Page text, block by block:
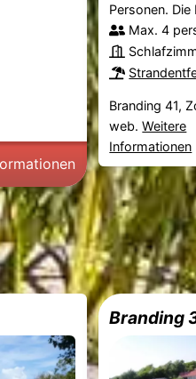
Personen.
Max. 4
Branding 41,
web.Weitere
Informationen
Branding